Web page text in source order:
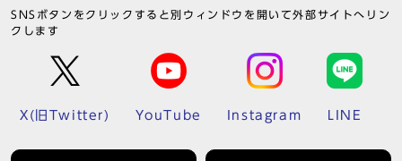
SNSボタンをクリックすると別ウィンドウを開いて外部サイトへリン
クします
X(旧Twitter) YouTube Instagram LINE